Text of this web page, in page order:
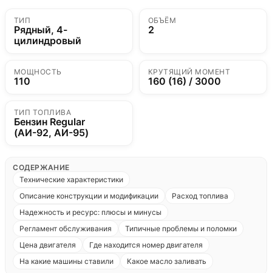
ТИП
Рядный, 4-
цилиндровый
ОБЪЁМ
2
МОЩНОСТЬ
110
КРУТЯЩИЙ МОМЕНТ
160 (16) / 3000
ТИП ТОПЛИВА
Бензин Regular
(АИ-92, АИ-95)
СОДЕРЖАНИЕ
Технические характеристики
Описание конструкции и модификации
Расход топлива
Надежность и ресурс: плюсы и минусы
Регламент обслуживания
Типичные проблемы и поломки
Цена двигателя
Где находится номер двигателя
На какие машины ставили
Какое масло заливать